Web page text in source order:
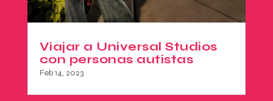
Viajar a Universal Studios
con personas autistas
Feb 14, 2023